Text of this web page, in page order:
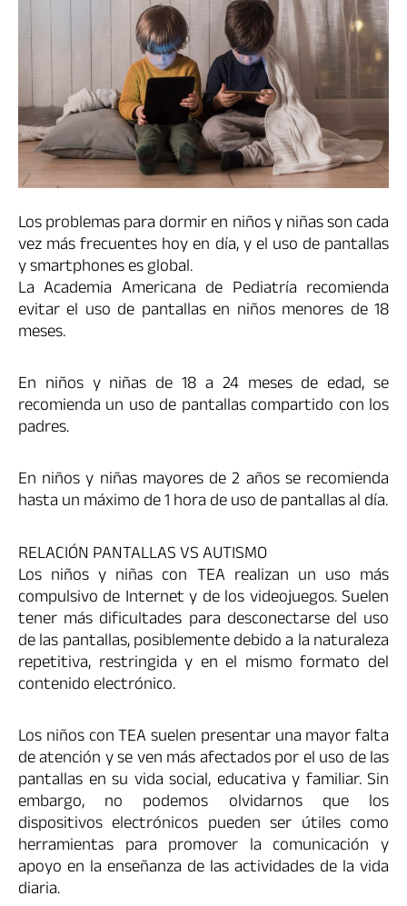
Los problemas para dormir en niños y niñas son cada
vez más frecuentes hoy en día, y el uso de pantallas
y smartphones es global.
La Academia Americana de Pediatría recomienda
evitar el uso de pantallas en niños menores de 18
meses.
En niños y niñas de 18 a 24 meses de edad, se
recomienda un uso de pantallas compartido con los
padres.
En niños y niñas mayores de 2 años se recomienda
hasta un máximo de 1 hora de uso de pantallas al día.
RELACIÓN PANTALLAS VS AUTISMO
Los niños y niñas con TEA realizan un uso más
compulsivo de Internet y de los videojuegos. Suelen
tener más dificultades para desconectarse del uso
de las pantallas, posiblemente debido a la naturaleza
repetitiva, restringida y en el mismo formato del
contenido electrónico.
Los niños con TEA suelen presentar una mayor falta
de atención y se ven más afectados por el uso de las
pantallas en su vida social, educativa y familiar. Sin
embargo, no podemos olvidarnos que los
dispositivos electrónicos pueden ser útiles como
herramientas para promover la comunicación y
apoyo en la enseñanza de las actividades de la vida
diaria.